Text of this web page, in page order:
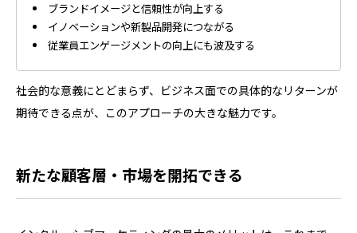
ブランドイメージと信頼性が向上する
イノベーションや新製品開発につながる
従業員エンゲージメントの向上にも波及する
社会的な意義にとどまらず、ビジネス面での具体的なリターンが
期待できる点が、このアプローチの大きな魅力です。
新たな顧客層・市場を開拓できる